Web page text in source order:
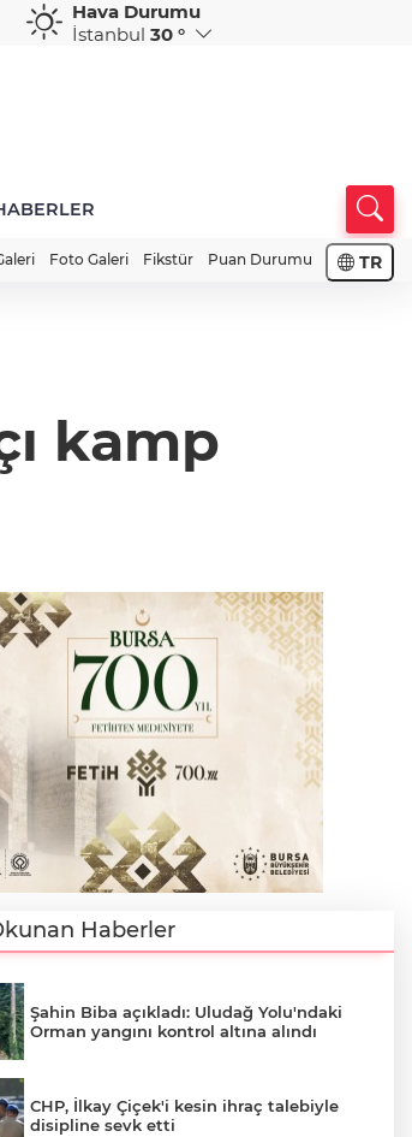
CHF
59,0392
CAD
34,1982
Hava Durumu
İstanbul 30 °
Foto Galeri Fikstür Puan Durumu TR
kamp
Haberler
Şahin Biba açıkladı: Uludağ Yolu'ndaki
Orman yangını kontrol altına alındı
CHP, İlkay Çiçek'i kesin ihraç talebiyle
disipline sevk etti